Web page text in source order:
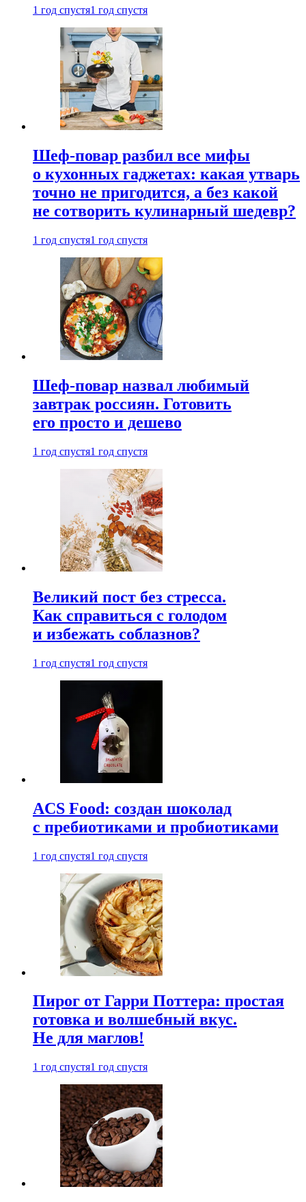
1 год спустя1 год спустя
Шеф-повар разбил все мифы
о кухонных гаджетах: какая утварь
точно не пригодится, а без какой
не сотворить кулинарный шедевр?
1 год спустя1 год спустя
Шеф-повар назвал любимый
завтрак россиян. Готовить
его просто и дешево
1 год спустя1 год спустя
Великий пост без стресса.
Как справиться с голодом
и избежать соблазнов?
1 год спустя1 год спустя
ACS Food: создан шоколад
с пребиотиками и пробиотиками
1 год спустя1 год спустя
Пирог от Гарри Поттера: простая
готовка и волшебный вкус.
Не для маглов!
1 год спустя1 год спустя